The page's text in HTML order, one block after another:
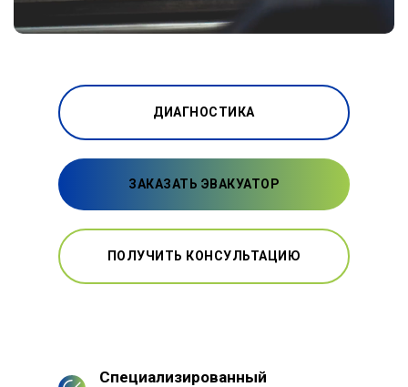
ДИАГНОСТИКА
ЗАКАЗАТЬ ЭВАКУАТОР
ПОЛУЧИТЬ КОНСУЛЬТАЦИЮ
Специализированный